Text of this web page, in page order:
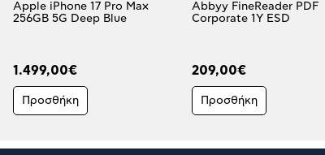
Apple iPhone 17 Pro Max
256GB 5G Deep Blue
1.499,00€
Προσθήκη
Abbyy FineReader PDF
Corporate 1Y ESD
209,00€
Προσθήκη